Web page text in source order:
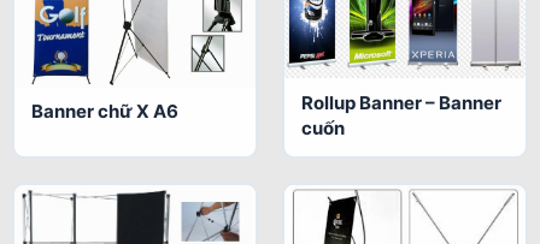
Banner chữ X A6
Rollup Banner – Banner
cuốn